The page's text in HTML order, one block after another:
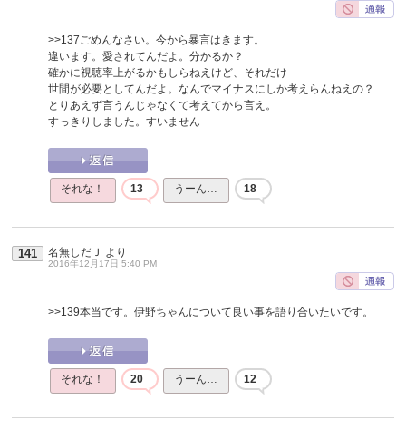
>>137ごめんなさい。今から暴言はきます。
違います。愛されてんだよ。分かるか？
確かに視聴率上がるかもしらねえけど、それだけ
世間が必要としてんだよ。なんでマイナスにしか考えらんねえの？
とりあえず言うんじゃなくて考えてから言え。
すっきりしました。すいません
それな！ 13 うーん… 18
141 名無しだＪ より
2016年12月17日 5:40 PM
>>139本当です。伊野ちゃんについて良い事を語り合いたいです。
それな！ 20 うーん… 12